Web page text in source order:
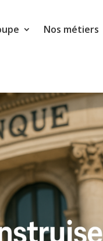
Nos métiers